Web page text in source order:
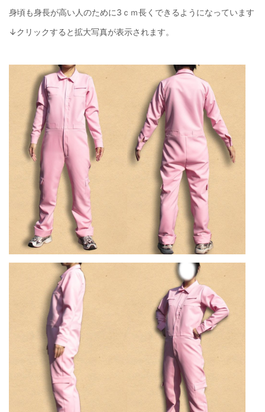
身頃も身長が高い人のために3ｃｍ長くできるようになっています
↓クリックすると拡大写真が表示されます。